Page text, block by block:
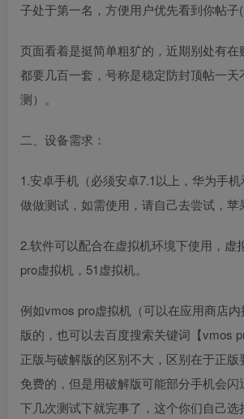
子处于第一名，方便用户优先看到你帖子(
页面看着是挺简单粗犷的，近期别处有在
都要几百一套，号称是稳定防封顶帖一天
测）。
二、设备需求：
1.安卓手机（必须安卓7.1以上，华为手
做做测试，如需使用，请自己去尝试，苹
2.软件可以配合在虚拟机环境下使用，虚
pro虚拟机，51虚拟机。
例如vmos pro虚拟机（可以在应用商店
版的，也可以去百度搜索关键词【vmos
正版与破解版的区别不大，区别在于正版
免费的，但是用破解版可能部分手机会闪
下几次测试下就完事了，这个你们自己选